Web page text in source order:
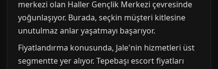
merkezi olan Haller Gençlik Merkezi çevresinde
yoğunlaşıyor. Burada, seçkin müşteri kitlesine
unutulmaz anlar yaşatmayı başarıyor.
Fiyatlandırma konusunda, Jale'nin hizmetleri üst
segmentte yer alıyor. Tepebaşı escort fiyatları